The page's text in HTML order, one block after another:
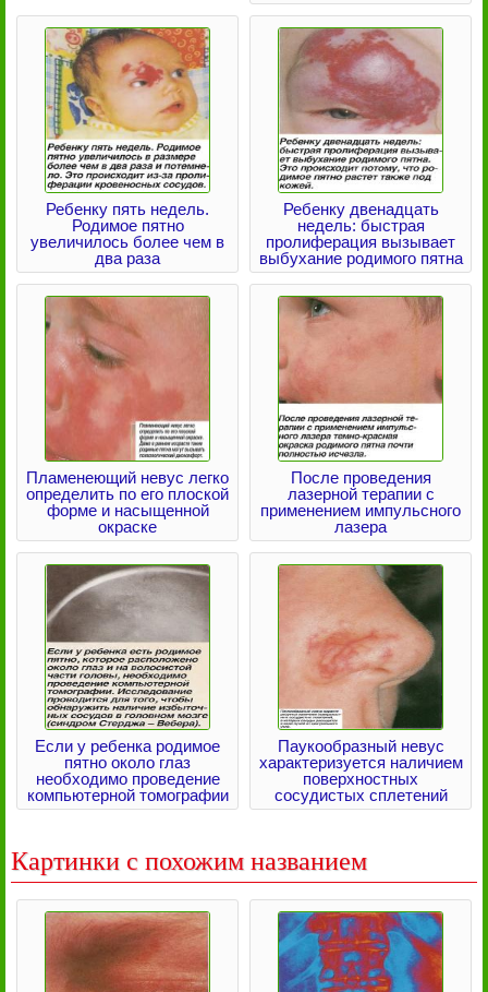
Ребенку пять недель.
Родимое пятно
увеличилось более чем в
два раза
Ребенку двенадцать
недель: быстрая
пролиферация вызывает
выбухание родимого пятна
Пламенеющий невус легко
определить по его плоской
форме и насыщенной
окраске
После проведения
лазерной терапии с
применением импульсного
лазера
Если у ребенка родимое
пятно около глаз
необходимо проведение
компьютерной томографии
Паукообразный невус
характеризуется наличием
поверхностных
сосудистых сплетений
Картинки с похожим названием